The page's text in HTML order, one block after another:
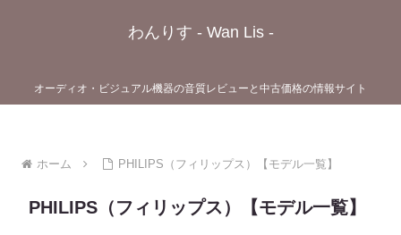
わんりす - Wan Lis -
オーディオ・ビジュアル機器の音質レビューと中古価格の情報サイト
ホーム PHILIPS（フィリップス）【モデル一覧】
PHILIPS（フィリップス）【モデル一覧】